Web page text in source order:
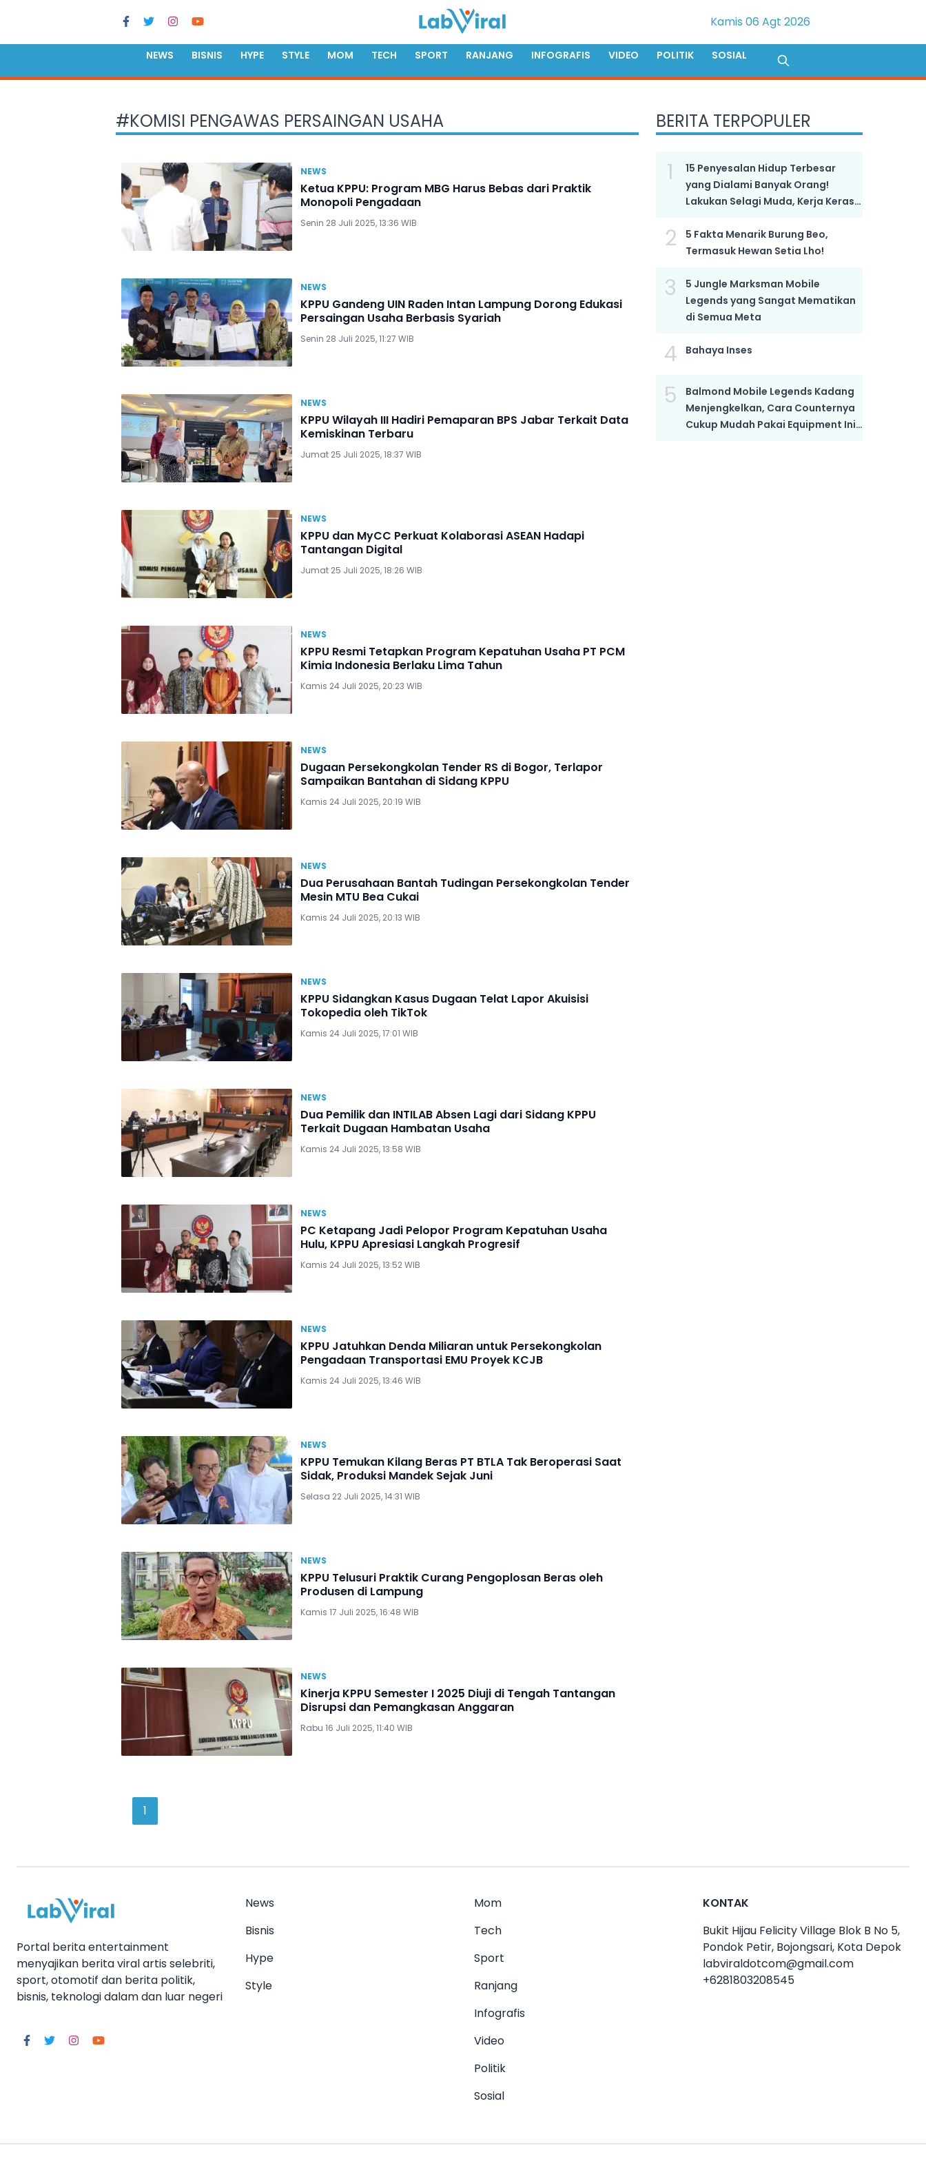
Kamis 06 Agt 2026
NEWS BISNIS HYPE STYLE MOM TECH SPORT RANJANG INFOGRAFIS VIDEO POLITIK SOSIAL
#KOMISI PENGAWAS PERSAINGAN USAHA
NEWS
Ketua KPPU: Program MBG Harus Bebas dari Praktik
Monopoli Pengadaan
Senin 28 Juli 2025, 13:36 WIB
NEWS
KPPU Gandeng UIN Raden Intan Lampung Dorong Edukasi
Persaingan Usaha Berbasis Syariah
Senin 28 Juli 2025, 11:27 WIB
NEWS
KPPU Wilayah III Hadiri Pemaparan BPS Jabar Terkait Data
Kemiskinan Terbaru
Jumat 25 Juli 2025, 18:37 WIB
NEWS
KPPU dan MyCC Perkuat Kolaborasi ASEAN Hadapi
Tantangan Digital
Jumat 25 Juli 2025, 18:26 WIB
NEWS
KPPU Resmi Tetapkan Program Kepatuhan Usaha PT PCM
Kimia Indonesia Berlaku Lima Tahun
Kamis 24 Juli 2025, 20:23 WIB
NEWS
Dugaan Persekongkolan Tender RS di Bogor, Terlapor
Sampaikan Bantahan di Sidang KPPU
Kamis 24 Juli 2025, 20:19 WIB
NEWS
Dua Perusahaan Bantah Tudingan Persekongkolan Tender
Mesin MTU Bea Cukai
Kamis 24 Juli 2025, 20:13 WIB
NEWS
KPPU Sidangkan Kasus Dugaan Telat Lapor Akuisisi
Tokopedia oleh TikTok
Kamis 24 Juli 2025, 17:01 WIB
NEWS
Dua Pemilik dan INTILAB Absen Lagi dari Sidang KPPU
Terkait Dugaan Hambatan Usaha
Kamis 24 Juli 2025, 13:58 WIB
NEWS
PC Ketapang Jadi Pelopor Program Kepatuhan Usaha
Hulu, KPPU Apresiasi Langkah Progresif
Kamis 24 Juli 2025, 13:52 WIB
NEWS
KPPU Jatuhkan Denda Miliaran untuk Persekongkolan
Pengadaan Transportasi EMU Proyek KCJB
Kamis 24 Juli 2025, 13:46 WIB
NEWS
KPPU Temukan Kilang Beras PT BTLA Tak Beroperasi Saat
Sidak, Produksi Mandek Sejak Juni
Selasa 22 Juli 2025, 14:31 WIB
NEWS
KPPU Telusuri Praktik Curang Pengoplosan Beras oleh
Produsen di Lampung
Kamis 17 Juli 2025, 16:48 WIB
NEWS
Kinerja KPPU Semester I 2025 Diuji di Tengah Tantangan
Disrupsi dan Pemangkasan Anggaran
Rabu 16 Juli 2025, 11:40 WIB
1
BERITA TERPOPULER
1
15 Penyesalan Hidup Terbesar
yang Dialami Banyak Orang!
Lakukan Selagi Muda, Kerja Keras
2
5 Fakta Menarik Burung Beo,
Termasuk Hewan Setia Lho!
3
5 Jungle Marksman Mobile
Legends yang Sangat Mematikan
di Semua Meta
4 Bahaya Inses
5
Balmond Mobile Legends Kadang
Menjengkelkan, Cara Counternya
Cukup Mudah Pakai Equipment Ini,
Portal berita entertainment
menyajikan berita viral artis selebriti,
sport, otomotif dan berita politik,
bisnis, teknologi dalam dan luar negeri
News
Bisnis
Hype
Style
Mom
Tech
Sport
Ranjang
Infografis
Video
Politik
Sosial
KONTAK
Bukit Hijau Felicity Village Blok B No 5,
Pondok Petir, Bojongsari, Kota Depok
labviraldotcom@gmail.com
+6281803208545